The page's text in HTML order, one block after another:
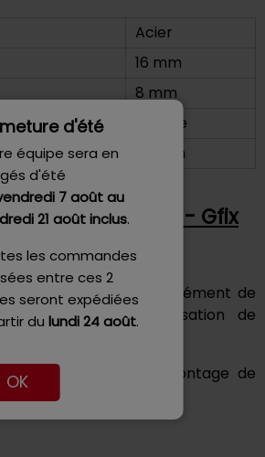
d'été
équipe sera en
d'été
7 aoûtau
21 août inclus.
les commandes
entre ces 2
seront expédiées
du lundi 24 août.
OK
Acier
16 mm
8 mm
Fraisée
90 mm
Plein 90° 8X90 - Gfix
à tête fraisée est un élément de
qui permet la réalisation de
la construction, le montage de
etc.